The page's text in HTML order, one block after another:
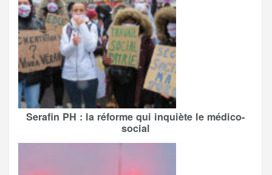
Serafin PH : la réforme qui inquiète le médico-
social